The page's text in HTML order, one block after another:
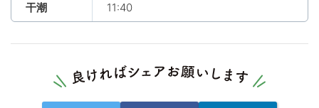
干潮 11:40